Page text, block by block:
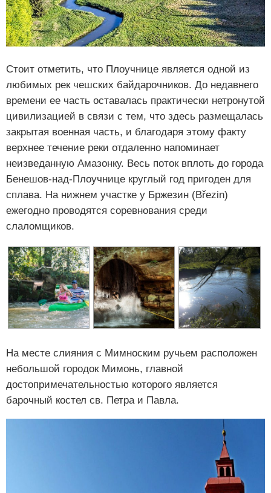
Стоит отметить, что Плоучнице является одной из
любимых рек чешских байдарочников. До недавнего
времени ее часть оставалась практически нетронутой
цивилизацией в связи с тем, что здесь размещалась
закрытая военная часть, и благодаря этому факту
верхнее течение реки отдаленно напоминает
неизведанную Амазонку. Весь поток вплоть до города
Бенешов-над-Плоучнице круглый год пригоден для
сплава. На нижнем участке у Бржезин (Březin)
ежегодно проводятся соревнования среди
слаломщиков.
На месте слияния с Мимноским ручьем расположен
небольшой городок Мимонь, главной
достопримечательностью которого является
барочный костел св. Петра и Павла.